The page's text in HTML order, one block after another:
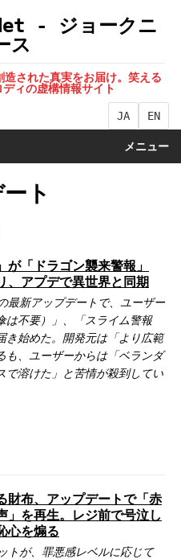
- ジョークニ
ス
れた真実をお届け。笑える
ィの虚構情報サイト
JA EN
メニュー
ト
が「ドラゴン襲来警報」
、アプデで異世界と同期
最新アップデートで、ユーザー
は不要）」、「スライム警報
き始めた。開発元は「より広範
も、ユーザーからは「ベランダ
で溶けた」と苦情が殺到してい
財布、アップデートで「赤
」を再生。レジ前で号泣し
心を煽る
トが、罪悪感レベルに応じて